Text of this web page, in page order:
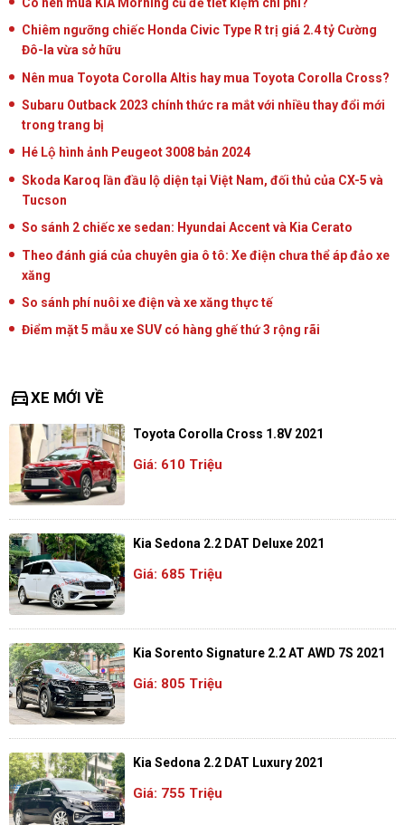
Chiêm ngưỡng chiếc Honda Civic Type R trị giá 2.4 tỷ Cường
Đô-la vừa sở hữu
Nên mua Toyota Corolla Altis hay mua Toyota Corolla Cross?
Subaru Outback 2023 chính thức ra mắt với nhiều thay đổi mới
trong trang bị
Hé Lộ hình ảnh Peugeot 3008 bản 2024
Skoda Karoq lần đầu lộ diện tại Việt Nam, đối thủ của CX-5 và
Tucson
So sánh 2 chiếc xe sedan: Hyundai Accent và Kia Cerato
Theo đánh giá của chuyên gia ô tô: Xe điện chưa thể áp đảo xe
xăng
So sánh phí nuôi xe điện và xe xăng thực tế
Điểm mặt 5 mẫu xe SUV có hàng ghế thứ 3 rộng rãi
directions_carXE MỚI VỀ
Toyota Corolla Cross 1.8V 2021
Giá: 610 Triệu
Kia Sedona 2.2 DAT Deluxe 2021
Giá: 685 Triệu
Kia Sorento Signature 2.2 AT AWD 7S 2021
Giá: 805 Triệu
Kia Sedona 2.2 DAT Luxury 2021
Giá: 755 Triệu